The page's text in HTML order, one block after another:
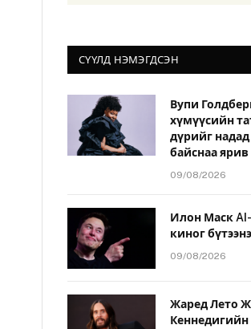
СҮҮЛД НЭМЭГДСЭН
Вупи
хүмүүсийн
дүрийг надад
байснаа ярив
09/08/2026
Илон Маск
киног
09/08/2026
Жаред Лето
Кеннедигийн